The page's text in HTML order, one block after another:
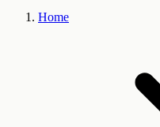
Home